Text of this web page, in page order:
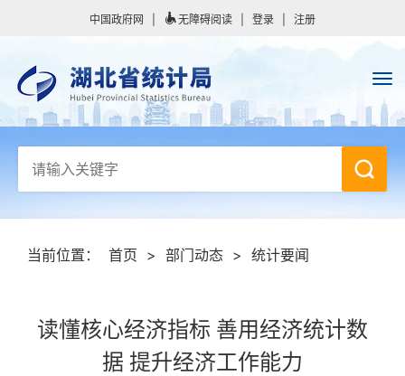
中国政府网 无障碍阅读 登录 注册
当前位置： 首页 > 部门动态 > 统计要闻
读懂核心经济指标 善用经济统计数
据 提升经济工作能力